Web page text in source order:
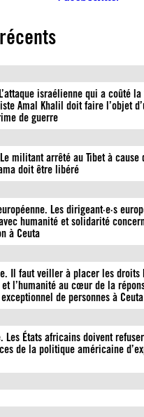
israélienne qui a coûté
Amal Khalil doit faire l’objet
de guerre
militant arrêté au Tibet à cause
doit être libéré
Les dirigeant·e·s
humanité et solidarité
à Ceuta
Il faut veiller à placer les droits
l’humanité au cœur de la
de personnes à Ceuta
Les États africains doivent
de la politique américaine